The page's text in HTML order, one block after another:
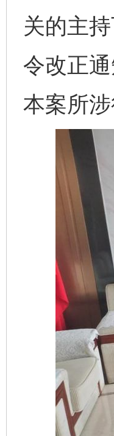
关的主
令改正
本案所